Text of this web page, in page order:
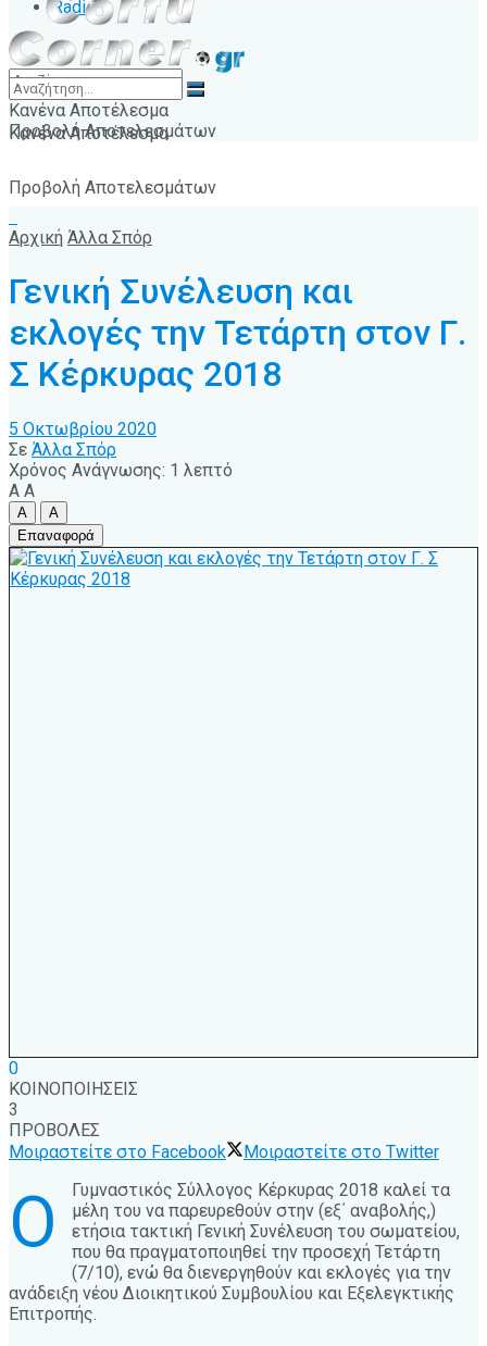
Radio
Κανένα Αποτέλεσμα
Προβολή Αποτελεσμάτων
Κανένα Αποτέλεσμα
Προβολή Αποτελεσμάτων
Αρχική Άλλα Σπόρ
Γενική Συνέλευση και
εκλογές την Τετάρτη στον Γ.
Σ Κέρκυρας 2018
5 Οκτωβρίου 2020
Σε Άλλα Σπόρ
Χρόνος Ανάγνωσης: 1 λεπτό
A A
A
A
Επαναφορά
0
ΚΟΙΝΟΠΟΙΗΣΕΙΣ
3
ΠΡΟΒΟΛΕΣ
Μοιραστείτε στο Facebook
Μοιραστείτε στο Twitter
Ο
Γυμναστικός Σύλλογος Κέρκυρας 2018 καλεί τα
μέλη του να παρευρεθούν στην (εξ΄ αναβολής,)
ετήσια τακτική Γενική Συνέλευση του σωματείου,
που θα πραγματοποιηθεί την προσεχή Τετάρτη
(7/10), ενώ θα διενεργηθούν και εκλογές για την
ανάδειξη νέου Διοικητικού Συμβουλίου και Εξελεγκτικής
Επιτροπής.